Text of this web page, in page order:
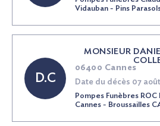
Vidauban - Pins
D.C
MONSIEUR
06400 Cannes
Date du décès 07
Pompes Funèbres ROC
Cannes - Broussailles